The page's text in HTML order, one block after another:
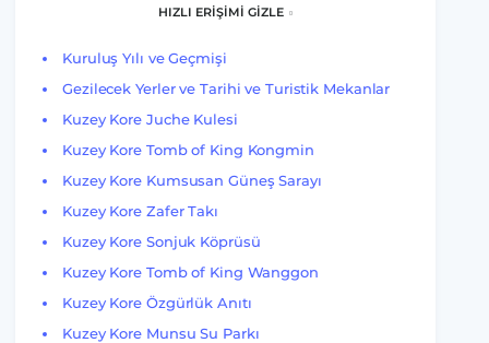
HIZLI ERİŞİMİ GİZLE
Kuruluş Yılı ve Geçmişi
Gezilecek Yerler ve Tarihi ve Turistik Mekanlar
Kuzey Kore Juche Kulesi
Kuzey Kore Tomb of King Kongmin
Kuzey Kore Kumsusan Güneş Sarayı
Kuzey Kore Zafer Takı
Kuzey Kore Sonjuk Köprüsü
Kuzey Kore Tomb of King Wanggon
Kuzey Kore Özgürlük Anıtı
Kuzey Kore Munsu Su Parkı